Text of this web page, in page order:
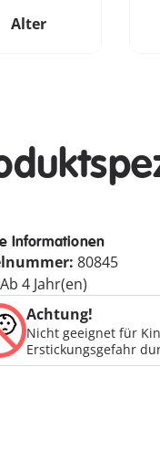
Alter
Informationen
80845
Ab 4 Jahr(en)
Achtung!
Nicht geeignet für
Erstickungsgefahr